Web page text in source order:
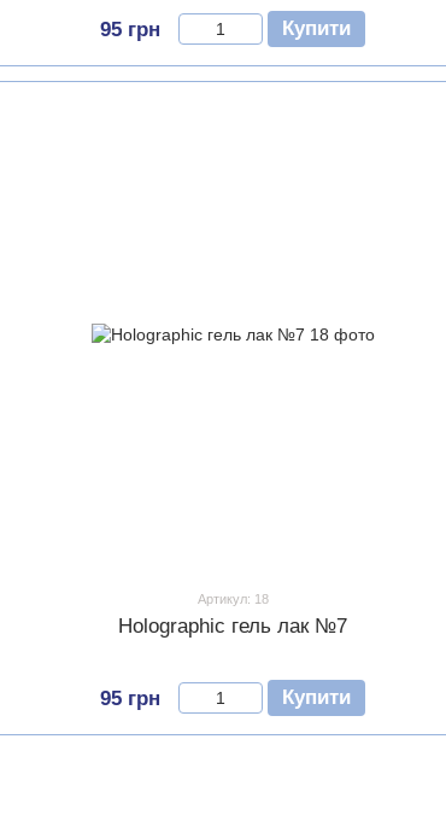
95 грн Купити
Артикул: 18
Holographic гель лак №7
95 грн Купити